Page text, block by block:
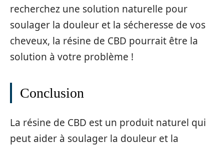
recherchez une solution naturelle pour
soulager la douleur et la sécheresse de vos
cheveux, la résine de CBD pourrait être la
solution à votre problème !
Conclusion
La résine de CBD est un produit naturel qui
peut aider à soulager la douleur et la